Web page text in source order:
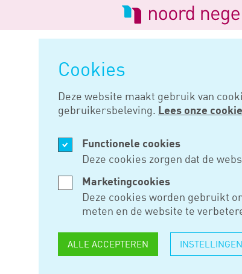
Cookies
Deze website maakt gebruik van
gebruikersbeleving. Lees onze
Functionele cookies
Deze cookies zorgen dat de
Marketingcookies
Deze cookies worden gebruikt
meten en de website te
ALLE ACCEPTEREN
Logo
van
Noord
Negentig
DEC 18, 2017